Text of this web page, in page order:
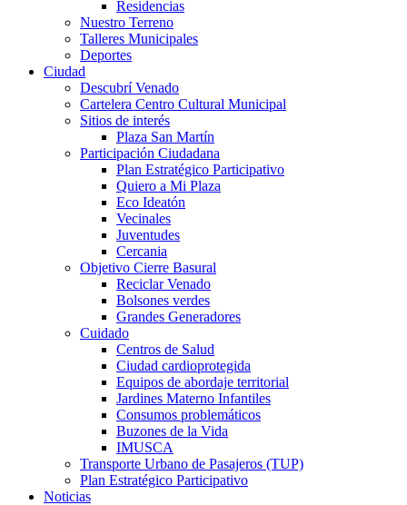
Residencias
Nuestro Terreno
Talleres Municipales
Deportes
Ciudad
Descubrí Venado
Cartelera Centro Cultural Municipal
Sitios de interés
Plaza San Martín
Participación Ciudadana
Plan Estratégico Participativo
Quiero a Mi Plaza
Eco Ideatón
Vecinales
Juventudes
Cercania
Objetivo Cierre Basural
Reciclar Venado
Bolsones verdes
Grandes Generadores
Cuidado
Centros de Salud
Ciudad cardioprotegida
Equipos de abordaje territorial
Jardines Materno Infantiles
Consumos problemáticos
Buzones de la Vida
IMUSCA
Transporte Urbano de Pasajeros (TUP)
Plan Estratégico Participativo
Noticias